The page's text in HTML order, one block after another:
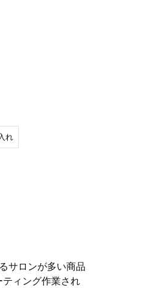
れ
サロンが多い商品
ィング作業され